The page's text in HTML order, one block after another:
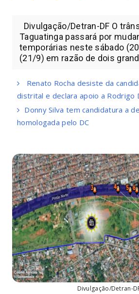
Divulgação/Detran-DF O
Taguatinga passará por
temporárias neste sábado
(21/9) em razão de dois
Renato Rocha desiste da
distrital e declara apoio a Rodrigo
Donny Silva tem candidatura a
homologada pelo DC
Divulgação/Detran-